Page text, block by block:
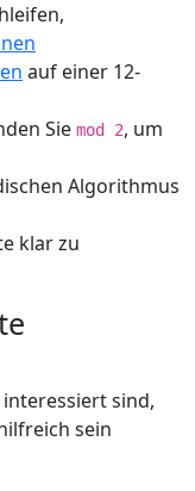
auf einer 12-
Sie mod 2, um
Algorithmus
klar zu
sind,
sein